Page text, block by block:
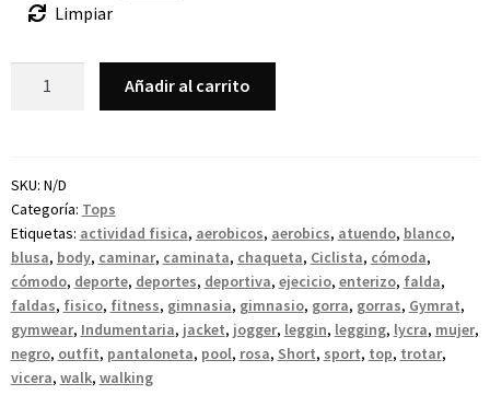
Limpiar
Añadir al carrito
SKU: N/D
Categoría: Tops
Etiquetas: actividad fisica, aerobicos, aerobics, atuendo, blanco,
blusa, body, caminar, caminata, chaqueta, Ciclista, cómoda,
cómodo, deporte, deportes, deportiva, ejecicio, enterizo, falda,
faldas, fisico, fitness, gimnasia, gimnasio, gorra, gorras, Gymrat,
gymwear, Indumentaria, jacket, jogger, leggin, legging, lycra, mujer,
negro, outfit, pantaloneta, pool, rosa, Short, sport, top, trotar,
vicera, walk, walking